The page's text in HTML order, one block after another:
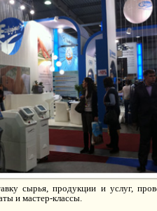
сырья, продукции и услуг,
и мастер-классы.